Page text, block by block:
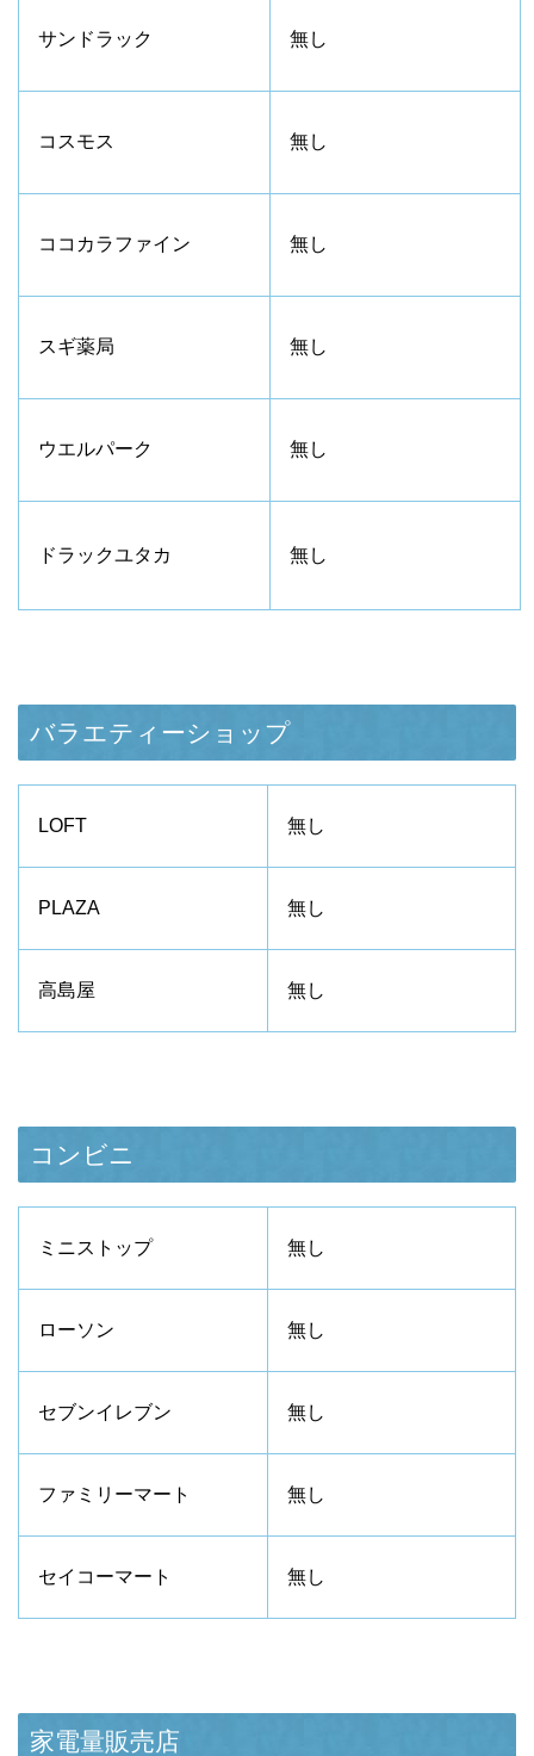
サンドラック 無し
コスモス 無し
ココカラファイン 無し
スギ薬局 無し
ウエルパーク 無し
ドラックユタカ 無し
バラエティーショップ
LOFT 無し
PLAZA 無し
高島屋 無し
コンビニ
ミニストップ 無し
ローソン 無し
セブンイレブン 無し
ファミリーマート 無し
セイコーマート 無し
家電量販売店